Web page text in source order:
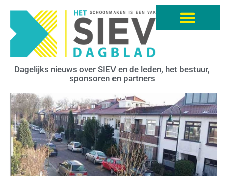
Dagelijks nieuws over SIEV en de leden, het bestuur,
sponsoren en partners